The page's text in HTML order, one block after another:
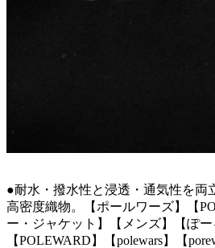
●耐水・撥水性と浸透・通気性を両
高密度織物。【ポールワーズ】【
ー・ジャケット】【メンズ】【ぽー
【POLEWARD】【polewars】【